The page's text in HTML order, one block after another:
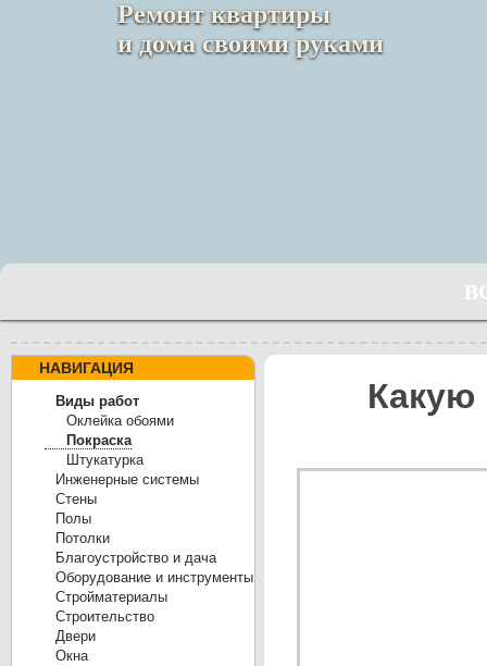
Ремонт квартиры
и дома своими руками
Какую
НАВИГАЦИЯ
Виды работ
Оклейка обоями
Покраска
Штукатурка
Инженерные системы
Cтены
Полы
Потолки
Благоустройство и дача
Оборудование и инструменты
Стройматериалы
Строительство
Двери
Окна